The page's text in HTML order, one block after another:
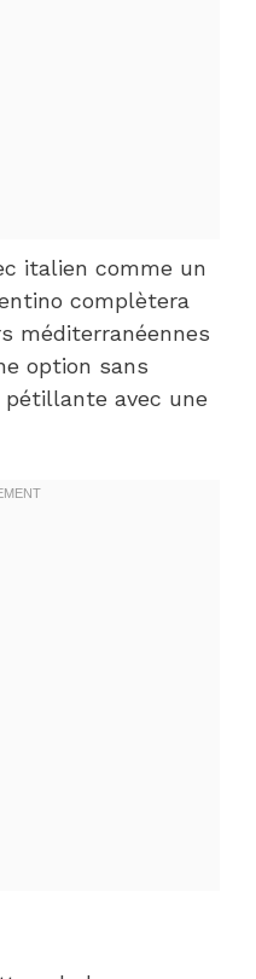
italien comme un
complètera
méditerranéennes
option sans
pétillante avec une